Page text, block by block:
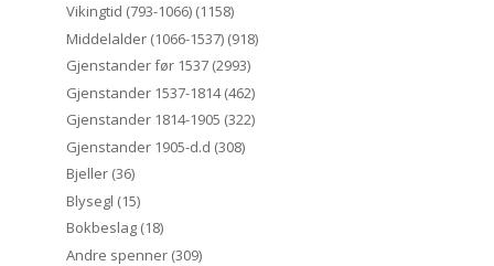
Vikingtid (793-1066) (1158)
Middelalder (1066-1537) (918)
Gjenstander før 1537 (2993)
Gjenstander 1537-1814 (462)
Gjenstander 1814-1905 (322)
Gjenstander 1905-d.d (308)
Bjeller (36)
Blysegl (15)
Bokbeslag (18)
Andre spenner (309)